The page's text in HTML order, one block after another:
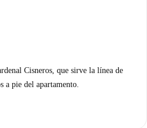
Cisneros, que sirve la línea de
a pie del apartamento.